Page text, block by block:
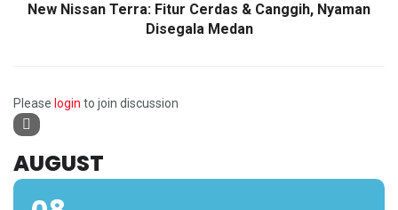
New Nissan Terra: Fitur Cerdas & Canggih, Nyaman
Disegala Medan
Please login to join discussion
AUGUST